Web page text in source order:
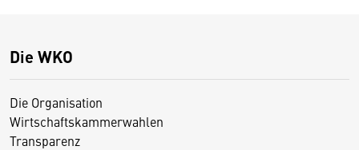
Die WKO
Die Organisation
Wirtschaftskammerwahlen
Transparenz